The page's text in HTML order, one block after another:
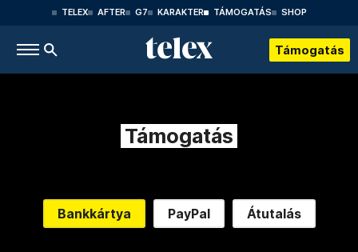
TELEX AFTER G7 KARAKTER TÁMOGATÁS SHOP
Támogatás
Támogatás
Bankkártya PayPal Átutalás